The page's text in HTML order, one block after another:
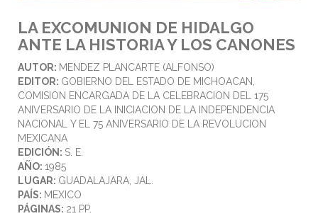
LA EXCOMUNION DE HIDALGO
ANTE LA HISTORIA Y LOS CANONES
AUTOR: MENDEZ PLANCARTE (ALFONSO)
EDITOR: GOBIERNO DEL ESTADO DE MICHOACAN,
COMISION ENCARGADA DE LA CELEBRACION DEL 175
ANIVERSARIO DE LA INICIACION DE LA INDEPENDENCIA
NACIONAL Y EL 75 ANIVERSARIO DE LA REVOLUCION
MEXICANA
EDICIÓN: S. E.
AÑO: 1985
LUGAR: GUADALAJARA, JAL.
PAÍS: MEXICO
PÁGINAS: 21 PP.